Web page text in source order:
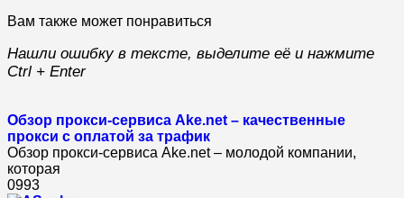
Вам также может понравиться
Нашли ошибку в тексте, выделите её и нажмите
Ctrl + Enter
Обзор прокси-сервиса Ake.net – качественные
прокси с оплатой за трафик
Обзор прокси-сервиса Ake.net – молодой компании,
которая
0993